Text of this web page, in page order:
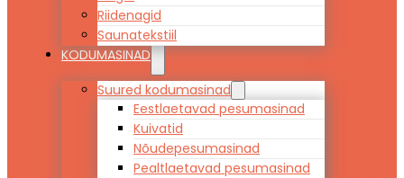
Riidenagid
Saunatekstiil
KODUMASINAD
Suured kodumasinad
Eestlaetavad pesumasinad
Kuivatid
Nõudepesumasinad
Pealtlaetavad pesumasinad